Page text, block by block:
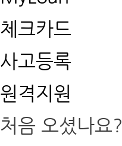
체크카드
사고등록
원격지원
처음 오셨나요?